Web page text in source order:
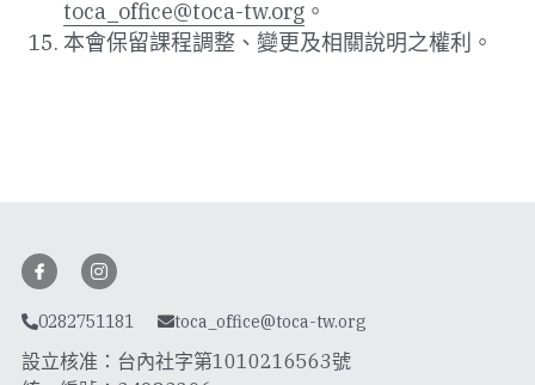
toca_office@toca-tw.org。
本會保留課程調整、變更及相關說明之權利。
0282751181 toca_office@toca-tw.org
設立核准：台內社字第1010216563號